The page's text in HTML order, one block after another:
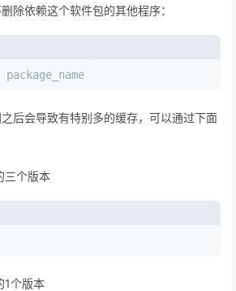
除依赖这个软件包的其他程序：
后会导致有特别多的缓存，可以通过下面
三个版本
1个版本